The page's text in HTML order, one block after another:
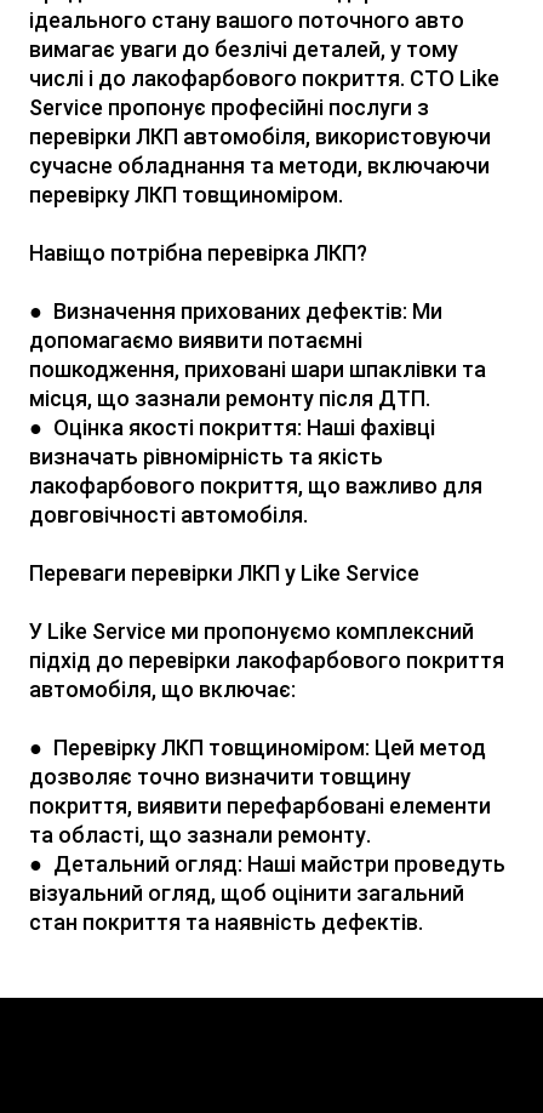
ідеального стану вашого поточного авто
вимагає уваги до безлічі деталей, у тому
числі і до лакофарбового покриття. СТО Like
Service пропонує професійні послуги з
перевірки ЛКП автомобіля, використовуючи
сучасне обладнання та методи, включаючи
перевірку ЛКП товщиноміром.
Навіщо потрібна перевірка ЛКП?
● Визначення прихованих дефектів: Ми
допомагаємо виявити потаємні
пошкодження, приховані шари шпаклівки та
місця, що зазнали ремонту після ДТП.
● Оцінка якості покриття: Наші фахівці
визначать рівномірність та якість
лакофарбового покриття, що важливо для
довговічності автомобіля.
Переваги перевірки ЛКП у Like Service
У Like Service ми пропонуємо комплексний
підхід до перевірки лакофарбового покриття
автомобіля, що включає:
● Перевірку ЛКП товщиноміром: Цей метод
дозволяє точно визначити товщину
покриття, виявити перефарбовані елементи
та області, що зазнали ремонту.
● Детальний огляд: Наші майстри проведуть
візуальний огляд, щоб оцінити загальний
стан покриття та наявність дефектів.